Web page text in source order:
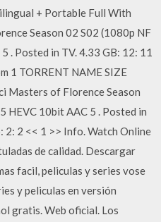
+ Portable Full With
Season 02 S02 (1080p NF
. Posted in TV. 4.33 GB: 12: 11
1 TORRENT NAME SIZE
Masters of Florence Season
HEVC 10bit AAC 5 . Posted in
2: 2 << 1 >> Info. Watch Online
de calidad. Descargar
facil, peliculas y series vose
y peliculas en versión
gratis. Web oficial. Los